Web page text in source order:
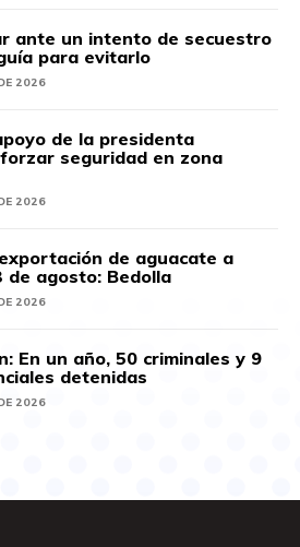
ante un intento de secuestro
para evitarlo
2026
de la presidenta
seguridad en zona
2026
de aguacate a
agosto: Bedolla
2026
En un año, 50 criminales y 9
detenidas
2026